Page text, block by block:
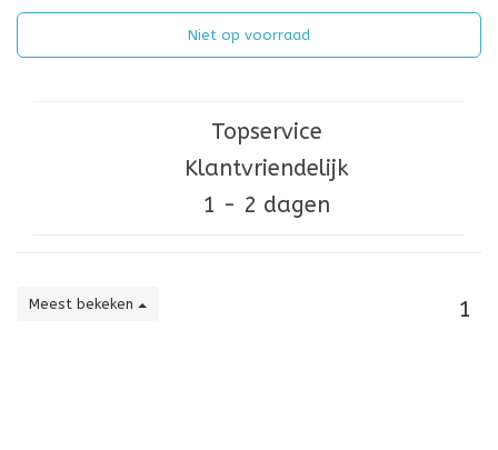
Niet op voorraad
Topservice
Klantvriendelijk
1 - 2 dagen
Meest bekeken 1